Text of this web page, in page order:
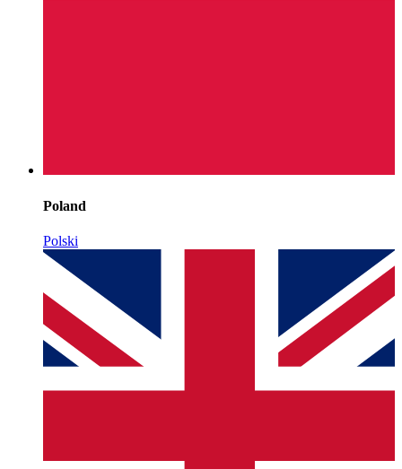
Poland
Polski